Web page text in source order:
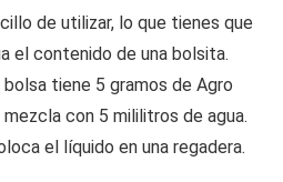
de utilizar, lo que tienes que
el contenido de una bolsita.
tiene 5 gramos de Agro
con 5 mililitros de agua.
el líquido en una regadera.